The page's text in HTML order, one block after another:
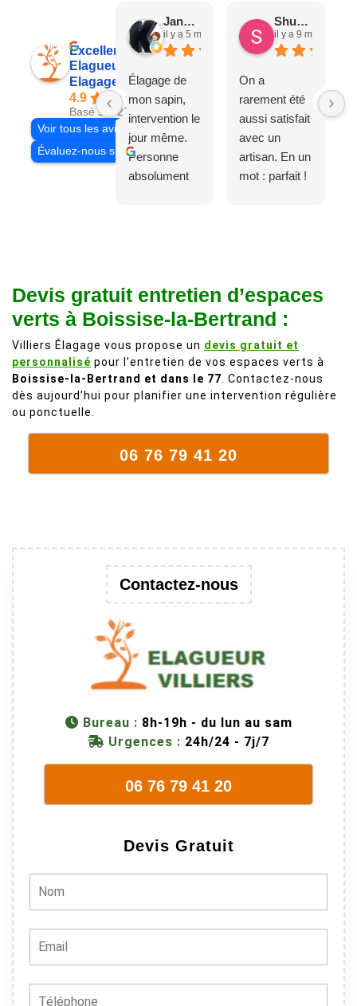
Excellent
Elagueur 77
Elagage Villiers
4.9
Basé sur 27 avis
Voir tous les avis
Évaluez-nous sur
Jane D.
il y a 5 mois
Élagage de
mon sapin,
intervention le
jour même.
Personne
absolument
comme on en
fait plus!
Shuang & Jean K.
il y a 9 mois
On a
rarement été
aussi satisfait
avec un
artisan. En un
mot : parfait !
débordait trop
chez les
voisins et
plein de bois
mort. C'est
délicat parce
que c'est un
trop lourde et
donc
son équipes
connaissent
très bien leur
juste une
évidence. Et
en plus ils
sympathique.
Devis gratuit entretien d’espaces
verts à Boissise-la-Bertrand :
Villiers Élagage vous propose un devis gratuit et
personnalisé pour l’entretien de vos espaces verts à
Boissise-la-Bertrand et dans le 77 . Contactez-nous
dès aujourd’hui pour planifier une intervention régulière
ou ponctuelle.
06 76 79 41 20
Contactez-nous
Bureau : 8h-19h - du lun au sam
Urgences : 24h/24 - 7j/7
06 76 79 41 20
Devis Gratuit